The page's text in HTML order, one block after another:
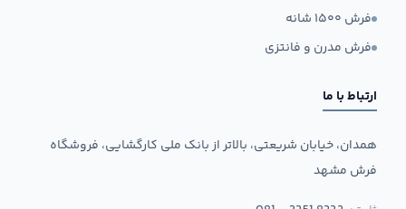
فرش ۱۵۰۰ شانه
فرش مدرن و فانتزی
ارتباط با ما
همدان، خیابان شریعتی، بالاتر از بانک ملی کارگشایی، فروشگاه
فرش مشهد